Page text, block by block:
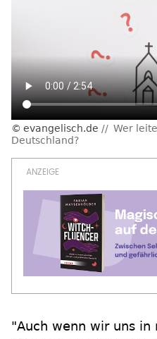
evangelisch.de
Wer
Deutschland?
"Auch wenn wir uns in